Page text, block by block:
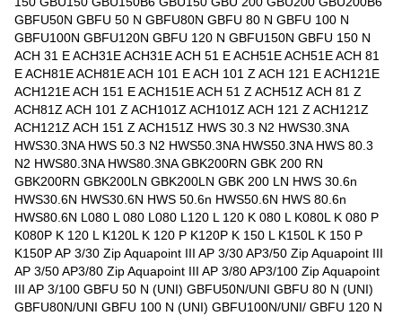
GBFU50N GBFU 50 N GBFU80N GBFU 80 N GBFU 100 N
GBFU100N GBFU120N GBFU 120 N GBFU150N GBFU 150 N
ACH 31 E ACH31E ACH31E ACH 51 E ACH51E ACH51E ACH 81
E ACH81E ACH81E ACH 101 E ACH 101 Z ACH 121 E ACH121E
ACH121E ACH 151 E ACH151E ACH 51 Z ACH51Z ACH 81 Z
ACH81Z ACH 101 Z ACH101Z ACH101Z ACH 121 Z ACH121Z
ACH121Z ACH 151 Z ACH151Z HWS 30.3 N2 HWS30.3NA
HWS30.3NA HWS 50.3 N2 HWS50.3NA HWS50.3NA HWS 80.3
N2 HWS80.3NA HWS80.3NA GBK200RN GBK 200 RN
GBK200RN GBK200LN GBK200LN GBK 200 LN HWS 30.6n
HWS30.6N HWS30.6N HWS 50.6n HWS50.6N HWS 80.6n
HWS80.6N L080 L 080 L080 L120 L 120 K 080 L K080L K 080 P
K080P K 120 L K120L K 120 P K120P K 150 L K150L K 150 P
K150P AP 3/30 Zip Aquapoint III AP 3/30 AP3/50 Zip Aquapoint III
AP 3/50 AP3/80 Zip Aquapoint III AP 3/80 AP3/100 Zip Aquapoint
III AP 3/100 GBFU 50 N (UNI) GBFU50N/UNI GBFU 80 N (UNI)
GBFU80N/UNI GBFU 100 N (UNI) GBFU100N/UNI/ GBFU 120 N